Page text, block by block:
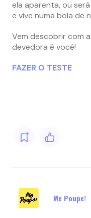
ela aparenta, ou
e vive numa bola de
Vem descobrir com
devedora é você!
FAZER O TESTE
Me Poupe!